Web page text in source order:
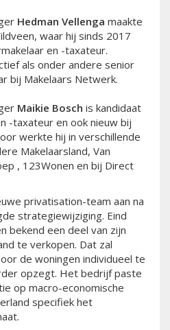
Hedman Vellenga maakte
waar hij sinds 2017
en -taxateur.
als onder andere senior
bij Makelaars Netwerk.
Maikie Bosch is kandidaat
-taxateur en ook nieuw bij
werkte hij in verschillende
Makelaarsland, Van
, 123Wonen en bij Direct
privatisation-team aan na
strategiewijziging. Eind
bekend een deel van zijn
te verkopen. Dat zal
de woningen individueel te
opzegt. Het bedrijf paste
op macro-economische
specifiek het